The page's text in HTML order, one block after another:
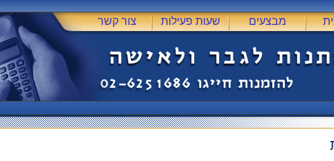
מבצעים שעות פעילות צור קשר